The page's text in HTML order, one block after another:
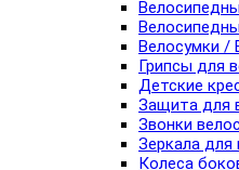
Велосумки /
Грипсы для
Детские
Защита для
Звонки
Зеркала для
Колеса